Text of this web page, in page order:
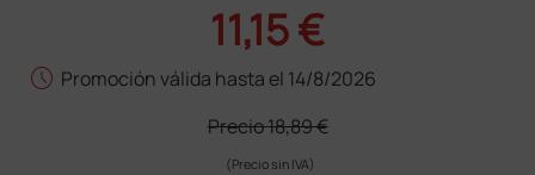
11,15 €
schedule Promoción válida hasta el 14/8/2026
Precio18,89 €
(Precio sin IVA)